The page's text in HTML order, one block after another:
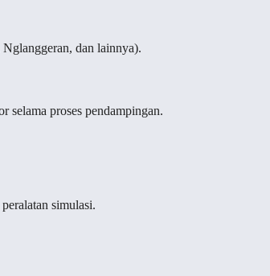
dan lainnya).
selama proses pendampingan.
simulasi.